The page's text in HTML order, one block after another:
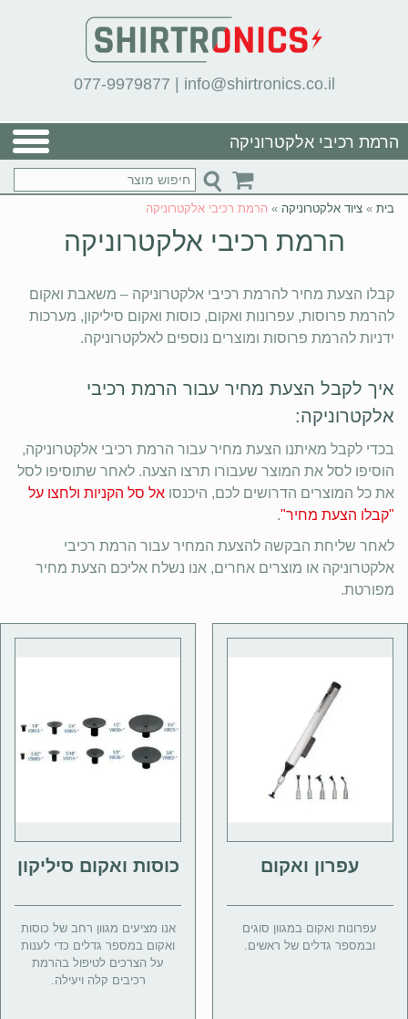
077-9979877 | info@shirtronics.co.il
הרמת רכיבי אלקטרוניקה
בית » ציוד אלקטרוניקה » הרמת רכיבי אלקטרוניקה
הרמת רכיבי אלקטרוניקה
קבלו הצעת מחיר להרמת רכיבי אלקטרוניקה – משאבת ואקום
להרמת פרוסות, עפרונות ואקום, כוסות ואקום סיליקון, מערכות
ידניות להרמת פרוסות ומוצרים נוספים לאלקטרוניקה.
איך לקבל הצעת מחיר עבור הרמת רכיבי
אלקטרוניקה:
בכדי לקבל מאיתנו הצעת מחיר עבור הרמת רכיבי אלקטרוניקה,
הוסיפו לסל את המוצר שעבורו תרצו הצעה. לאחר שתוסיפו לסל
את כל המוצרים הדרושים לכם, היכנסו אל סל הקניות ולחצו על
"קבלו הצעת מחיר".
לאחר שליחת הבקשה להצעת המחיר עבור הרמת רכיבי
אלקטרוניקה או מוצרים אחרים, אנו נשלח אליכם הצעת מחיר
מפורטת.
עפרון ואקום
עפרונות ואקום במגוון סוגים
ובמספר גדלים של ראשים.
כוסות ואקום סיליקון
אנו מציעים מגוון רחב של כוסות
ואקום במספר גדלים כדי לענות
על הצרכים לטיפול בהרמת
רכיבים קלה ויעילה.